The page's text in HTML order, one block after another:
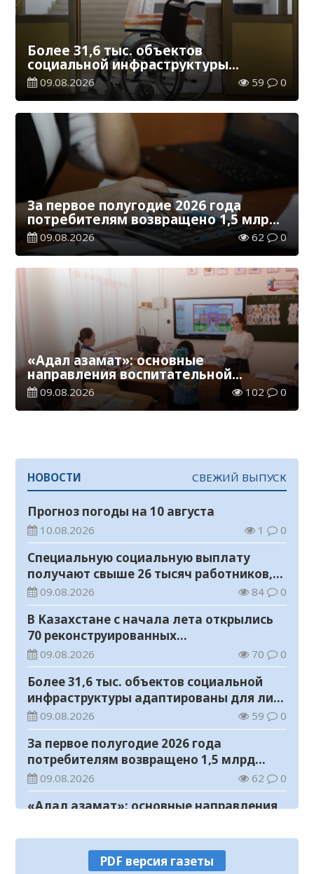
Более 31,6 тыс. объектов
социальной инфраструктуры
адаптированы для лиц с
инвалидностью
09.08.2026 59 0
За первое полугодие 2026 года
потребителям возвращено 1,5 млрд
тенге
09.08.2026 62 0
«Адал азамат»: основные
направления воспитательной
работы в новом учебном году
09.08.2026 102 0
НОВОСТИ СВЕЖИЙ ВЫПУСК
Прогноз погоды на 10 августа
10.08.2026 1 0
Специальную социальную выплату
получают свыше 26 тысяч работников,
занятых во вредных условиях труда
09.08.2026 84 0
В Казахстане с начала лета открылись
70 реконструированных
железнодорожных вокзалов
09.08.2026 70 0
Более 31,6 тыс. объектов социальной
инфраструктуры адаптированы для лиц
с инвалидностью
09.08.2026 59 0
За первое полугодие 2026 года
потребителям возвращено 1,5 млрд
тенге
09.08.2026 62 0
«Адал азамат»: основные направления
учебном году
09.08.2026 102 0
Прогноз погоды на 9 августа
PDF версия газеты